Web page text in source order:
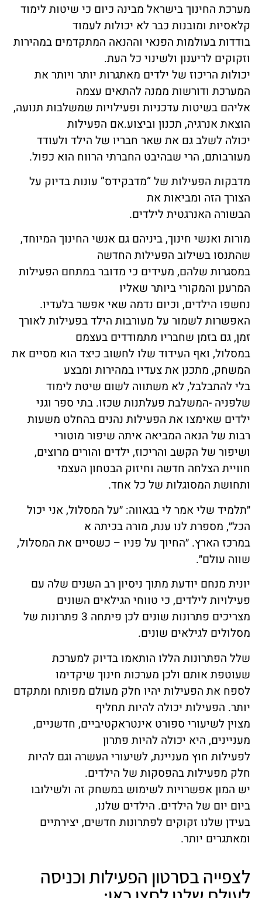
מערכת החינוך בישראל מבינה כיום כי שיטות לימוד
קלאסיות ומובנות כבר לא יכולות לעמוד
בודדות בעולמות הפנאי וההנאה המתקדמים במהירות
וזקוקים לריענון ולשינוי כל העת.
יכולות הריכוז של ילדים מאתגרות יותר ויותר את
המערכת ודורשות ממנה להתאים עצמה
אליהם בשיטות עדכניות ופעילויות שמשלבות תנועה,
הוצאת אנרגיה, תכנון וביצוע.אם הפעילות
יכולה לשלב גם את שאר חבריו של הילד ולעודד
מעורבותם, הרי שבהיבט החברתי הרווח הוא כפול.
מדבקות הפעילות של “מדבקידס” עונות בדיוק על
הצורך הזה ומביאות את
הבשורה האנרגטית לילדים.
מורות ואנשי חינוך, ביניהם גם אנשי החינוך המיוחד,
שהתנסו בשילוב הפעילות החדשה
במסגרות שלהם, מעידים כי מדובר במתחם הפעילות
המרענן והמקורי ביותר שאליו
נחשפו הילדים, וכיום נדמה שאי אפשר בלעדיו.
האפשרות לשמור על מעורבות הילד בפעילות לאורך
זמן, גם בזמן שחבריו מתמודדים בעצמם
במסלול, ואף העידוד שלו לחשוב כיצד הוא מסיים את
המשחק, מתכנן את צעדיו במהירות ומבצע
בלי להתבלבל, לא משתווה לשום שיטת לימוד
שלפניה -המשלבת פעלתנות שכזו. בתי ספר וגני
ילדים שאימצו את הפעילות נהנים בהחלט משעות
רבות של הנאה המביאה איתה שיפור מוטורי
ושיפור של הקשב והריכוז, ילדים והורים מרוצים,
חוויית הצלחה חדשה וחיזוק הבטחון העצמי
ותחושת המסוגלות של כל אחד.
״תלמיד שלי אמר לי בגאווה: ״על המסלול, אני יכול
הכל״, מספרת לנו ענת, מורה בכיתה א
במרכז הארץ. ״החיוך על פניו – כשסיים את המסלול,
שווה עולם״.
יונית מנחם יודעת מתוך ניסיון רב השנים שלה עם
פעילויות לילדים, כי טווחי הגילאים השונים
מצריכים פתרונות שונים לכן פיתחה 3 פתרונות של
מסלולים לגילאים שונים.
שלל הפתרונות הללו הותאמו בדיוק למערכת
שעוטפת אותם ולכן מערכות חינוך שיקדימו
לספח את הפעילות יהיו חלק מעולם מפותח ומתקדם
יותר. הפעילות יכולה להיות תחליף
מצוין לשיעורי ספורט אינטראקטיביים, חדשניים,
מעניינים, היא יכולה להיות פתרון
לפעילות חוץ מעניינת, לשיעורי העשרה וגם להיות
חלק מפעילות בהפסקות של הילדים.
יש המון אפשרויות לשימוש במשחק זה ולשילובו
ביום יום של הילדים. הילדים שלנו,
בעידן שלנו זקוקים לפתרונות חדשים, יצירתיים
ומאתגרים יותר.
לצפייה בסרטון הפעילות וכניסה